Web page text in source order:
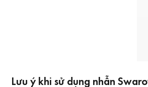
Lưu ý khi sử dụng nhẫn